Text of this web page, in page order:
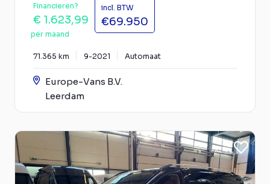
Financieren?
€ 1.623,99
per maand
incl. BTW
€69.950
71.365 km 9-2021 Automaat
Europe-Vans B.V.
Leerdam